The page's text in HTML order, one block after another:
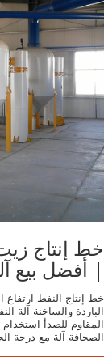
خط إنتاج زيت
| أفضل بيع
خط إنتاج النفط ارتفاع
المقاوم للصدأ
الصحافة آلة مع درجة